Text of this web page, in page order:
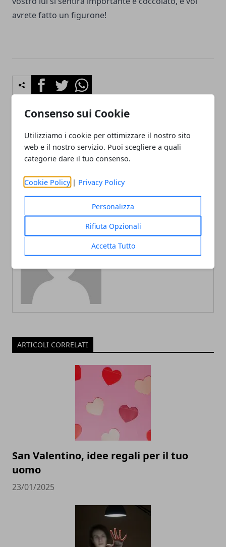
Consenso sui Cookie
Utilizziamo i cookie per ottimizzare il nostro sito
web e il nostro servizio. Puoi scegliere a quali
categorie dare il tuo consenso.
Cookie Policy | Privacy Policy
Personalizza
Rifiuta Opzionali
Accetta Tutto
avrete fatto un figurone!
FacebookTwitterWhatsapp
Articolo Precedente
Regali per diciottesimo: 7
idee low cost per stupire
Articolo Successivo
Regali di Natale low cost: 5
idee dall’effetto assicurato
Redazione
ARTICOLI CORRELATI
San Valentino, idee regali per il tuo
uomo
23/01/2025